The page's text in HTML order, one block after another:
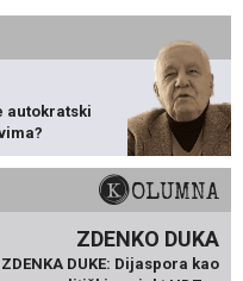
autokratski
KOLUMNA
ZDENKO DUKA
ZDENKA DUKE: Dijaspora kao